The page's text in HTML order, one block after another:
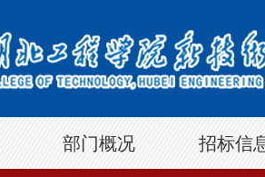
部门概况 招标信